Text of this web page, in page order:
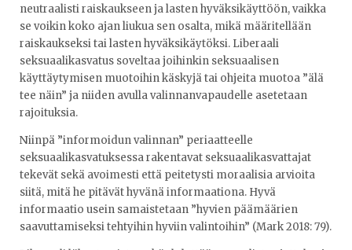
neutraalisti raiskaukseen ja lasten hyväksikäyttöön, vaikka
se voikin koko ajan liukua sen osalta, mikä määritellään
raiskaukseksi tai lasten hyväksikäytöksi. Liberaali
seksuaalikasvatus soveltaa joihinkin seksuaalisen
käyttäytymisen muotoihin käskyjä tai ohjeita muotoa ”älä
tee näin” ja niiden avulla valinnanvapaudelle asetetaan
rajoituksia.
Niinpä ”informoidun valinnan” periaatteelle
seksuaalikasvatuksessa rakentavat seksuaalikasvattajat
tekevät sekä avoimesti että peitetysti moraalisia arvioita
siitä, mitä he pitävät hyvänä informaationa. Hyvä
informaatio usein samaistetaan ”hyvien päämäärien
saavuttamiseksi tehtyihin hyviin valintoihin” (Mark 2018: 79).